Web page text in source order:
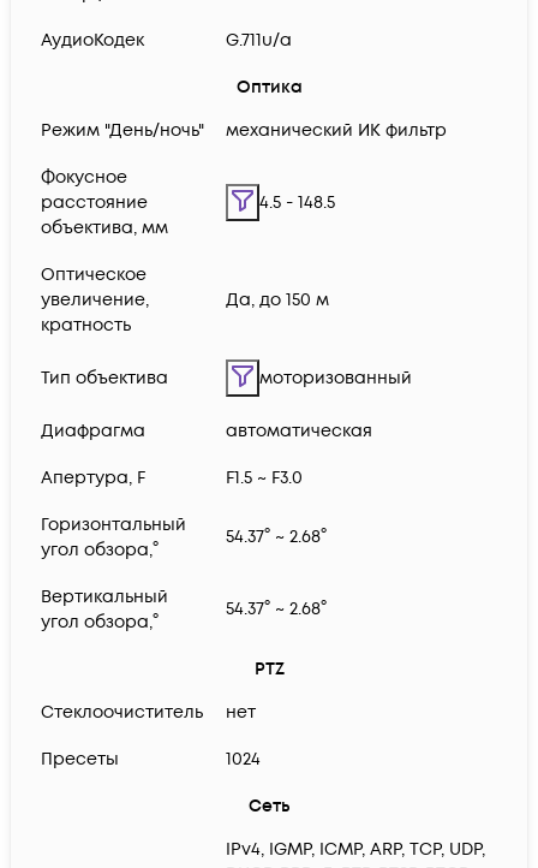
АудиоКодек G.711u/a
Оптика
Режим "День/ночь"
механический ИК фильтр
Фокусное
расстояние
объектива, мм
4.5 - 148.5
Оптическое
увеличение,
кратность
Да, до 150 м
Тип объектива моторизованный
Диафрагма автоматическая
Апертура, F F1.5 ~ F3.0
Горизонтальный
угол обзора,°
54.37° ~ 2.68°
Вертикальный
угол обзора,°
54.37° ~ 2.68°
PTZ
Стеклоочиститель
нет
Пресеты 1024
Сеть
IPv4, IGMP, ICMP, ARP, TCP, UDP,